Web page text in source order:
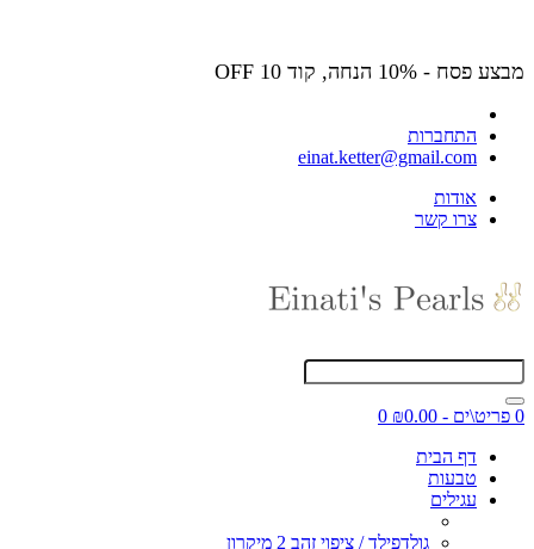
מבצע פסח - 10% הנחה, קוד OFF 10
התחברות
einat.ketter@gmail.com
אודות
צרו קשר
0 פריט\ים - ₪0.00
0
דף הבית
טבעות
עגילים
גולדפילד / ציפוי זהב 2 מיקרון